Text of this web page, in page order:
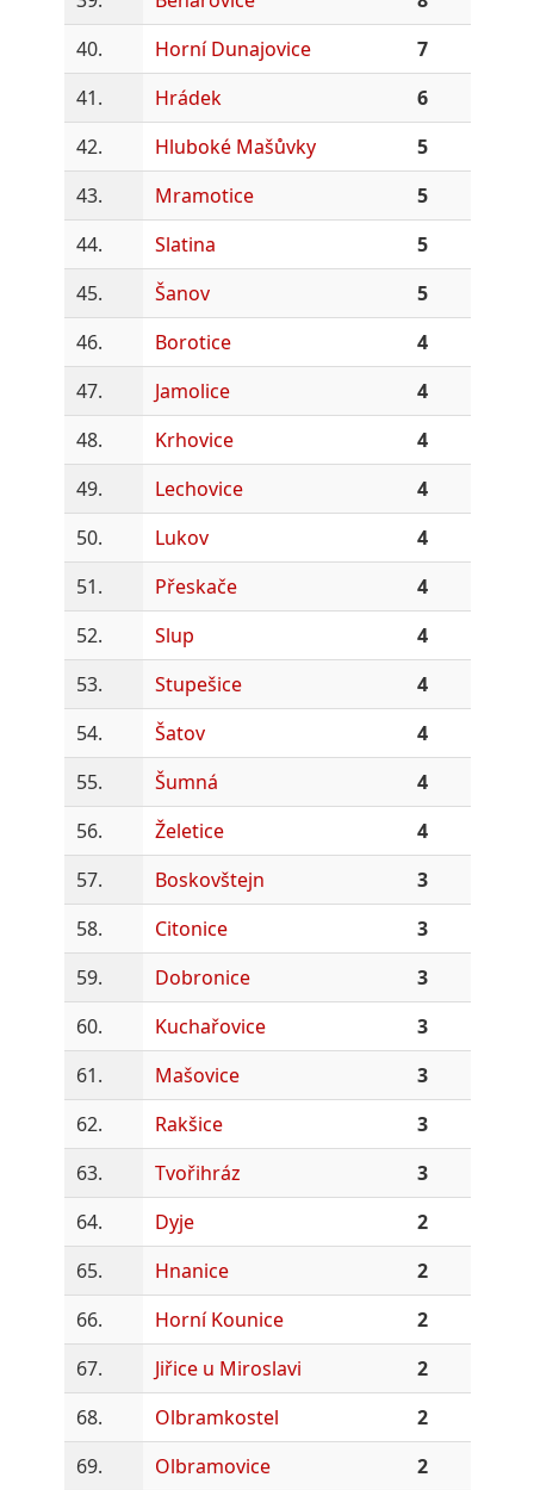
40.
Horní Dunajovice
7
41.
Hrádek
6
42.
Hluboké Mašůvky
5
43.
Mramotice
5
44.
Slatina
5
45.
Šanov
5
46.
Borotice
4
47.
Jamolice
4
48.
Krhovice
4
49.
Lechovice
4
50.
Lukov
4
51.
Přeskače
4
52.
Slup
4
53.
Stupešice
4
54.
Šatov
4
55.
Šumná
4
56.
Želetice
4
57.
Boskovštejn
3
58.
Citonice
3
59.
Dobronice
3
60.
Kuchařovice
3
61.
Mašovice
3
62.
Rakšice
3
63.
Tvořihráz
3
64.
Dyje
2
65.
Hnanice
2
66.
Horní Kounice
2
67.
Jiřice u Miroslavi
2
68.
Olbramkostel
2
69.
Olbramovice
2